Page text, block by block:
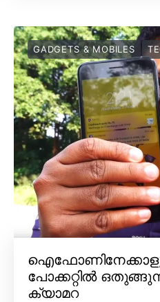
GADGETS & MOBILES
പോക്കറ്റിൽ
ക്യാമറ